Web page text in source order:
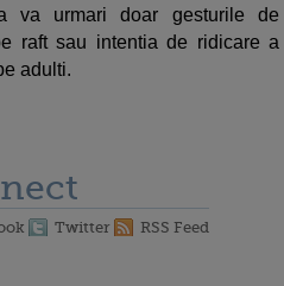
va urmari doar gesturile de
raft sau intentia de ridicare a
adulti.
Twitter RSS Feed